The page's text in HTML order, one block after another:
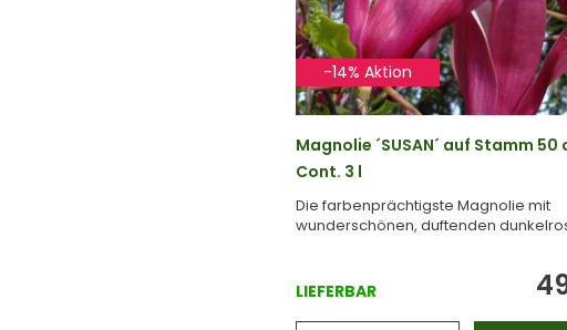
-14% Aktion
Magnolie ´SUSAN´ auf Stamm 50
Cont. 3 l
Die farbenprächtigste Magnolie mit
wunderschönen, duftenden
LIEFERBAR